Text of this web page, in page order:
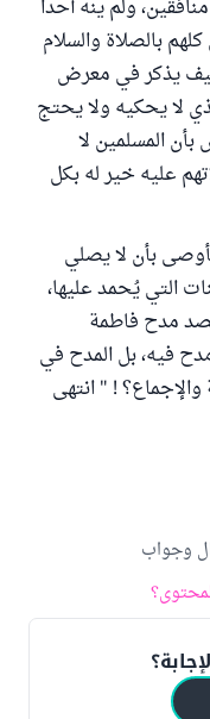
ولم ينه أحدا
بالصلاة والسلام
يذكر في معرض
لا يحكيه ولا يحتج
المسلمين لا
عليه خير له بكل
بأن لا يصلي
التي يُحمد عليها،
مدح فاطمة
فيه، بل المدح في
! " انتهى
وجواب